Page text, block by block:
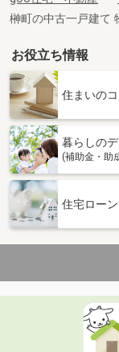
榊町の中古一戸建て
お役立ち情報
住まいの
暮らしの
(補助金・助
住宅ローン